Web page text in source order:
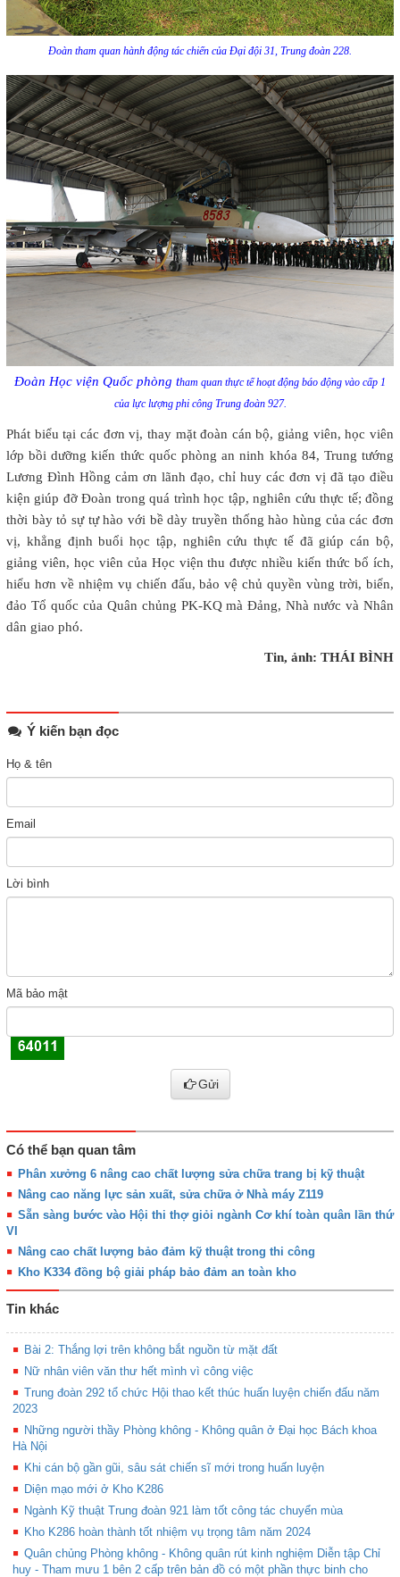
Đoàn tham quan hành động tác chiến của Đại đội 31, Trung đoàn 228.
Đoàn Học viện Quốc phòng tham quan thực tế hoạt động báo động vào cấp 1
của lực lượng phi công Trung đoàn 927.
Phát biểu tại các đơn vị, thay mặt đoàn cán bộ, giảng viên, học viên
lớp bồi dưỡng kiến thức quốc phòng an ninh khóa 84, Trung tướng
Lương Đình Hồng cảm ơn lãnh đạo, chỉ huy các đơn vị đã tạo điều
kiện giúp đỡ Đoàn trong quá trình học tập, nghiên cứu thực tế; đồng
thời bày tỏ sự tự hào với bề dày truyền thống hào hùng của các đơn
vị, khẳng định buổi học tập, nghiên cứu thực tế đã giúp cán bộ,
giảng viên, học viên của Học viện thu được nhiều kiến thức bổ ích,
hiểu hơn về nhiệm vụ chiến đấu, bảo vệ chủ quyền vùng trời, biển,
đảo Tổ quốc của Quân chủng PK-KQ mà Đảng, Nhà nước và Nhân
dân giao phó.
Tin, ảnh: THÁI BÌNH
Ý kiến bạn đọc
Họ & tên
Email
Lời bình
Mã bảo mật
Gửi
Có thể bạn quan tâm
Phân xưởng 6 nâng cao chất lượng sửa chữa trang bị kỹ thuật
Nâng cao năng lực sản xuất, sửa chữa ở Nhà máy Z119
Sẵn sàng bước vào Hội thi thợ giỏi ngành Cơ khí toàn quân lần thứ
VI
Nâng cao chất lượng bảo đảm kỹ thuật trong thi công
Kho K334 đồng bộ giải pháp bảo đảm an toàn kho
Tin khác
Bài 2: Thắng lợi trên không bắt nguồn từ mặt đất
Nữ nhân viên văn thư hết mình vì công việc
Trung đoàn 292 tổ chức Hội thao kết thúc huấn luyện chiến đấu năm
2023
Những người thầy Phòng không - Không quân ở Đại học Bách khoa
Hà Nội
Khi cán bộ gần gũi, sâu sát chiến sĩ mới trong huấn luyện
Diện mạo mới ở Kho K286
Ngành Kỹ thuật Trung đoàn 921 làm tốt công tác chuyển mùa
Kho K286 hoàn thành tốt nhiệm vụ trọng tâm năm 2024
Quân chủng Phòng không - Không quân rút kinh nghiệm Diễn tập Chỉ
huy - Tham mưu 1 bên 2 cấp trên bản đồ có một phần thực binh cho